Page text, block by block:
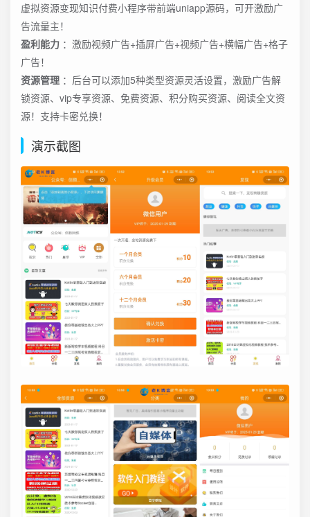
虚拟资源变现知识付费小程序带前端uniapp源码，可开激励广
告流量主！
盈利能力 ：激励视频广告+插屏广告+视频广告+横幅广告+格子
广告！
资源管理 ：后台可以添加5种类型资源灵活设置，激励广告解
锁资源、vip专享资源、免费资源、积分购买资源、阅读全文资
源！支持卡密兑换！
演示截图